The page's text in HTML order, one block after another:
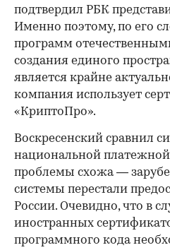
подтвердил РБК
Именно поэтому, по его
программ
создания единого
является крайне
компания использует
«КриптоПро».
Воскресенский сравнил
национальной платежной
проблемы схожа —
системы перестали
России. Очевидно, что в
иностранных
программного кода